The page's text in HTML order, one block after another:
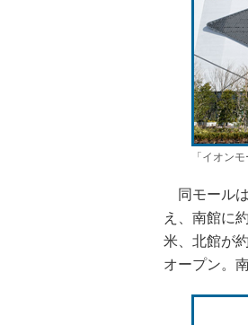
「イオン
同モールは
え、南館に
米、北館が
オープン。